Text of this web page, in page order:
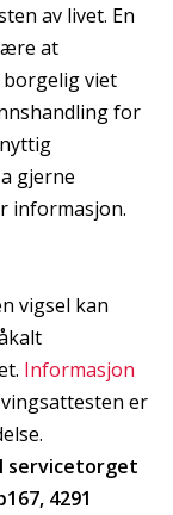
av livet. En
at
borgelig viet
for
gjerne
informasjon.
vigsel kan
Informasjon
er
servicetorget
4291